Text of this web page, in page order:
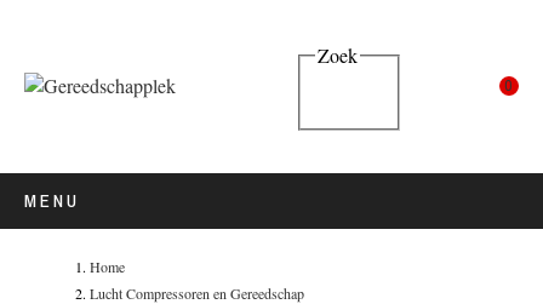
Zoek
0
MENU
Home
Lucht Compressoren en Gereedschap